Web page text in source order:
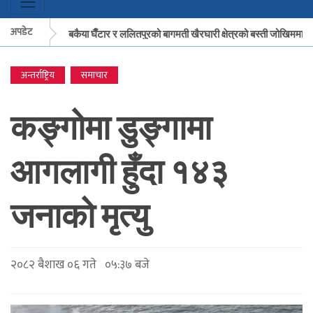
अपडेट
मकवानपुरको बकैया घैँटार र ललितपुरको बागमती खैरघारी क्षेत्रको बस्ती जोखिममा
अन्तर्राष्ट्रिय समाचार
कङ्गोमा डुङ्गामा
आगलागी हुँदा १४३
जनाको मृत्यु
२०८२ बैशाख ०६ गते ०५:३७ बजे